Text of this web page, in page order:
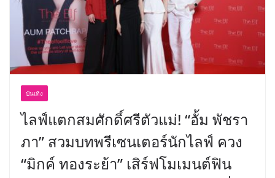
บันเทิง
ไลฟ์แตกสมศักดิ์ศรีตัวแม่! “อั้ม พัชรา
ภา” สวมบทพรีเซนเตอร์นักไลฟ์ ควง
“มิกค์ ทองระย้า” เสิร์ฟโมเมนต์ฟิน